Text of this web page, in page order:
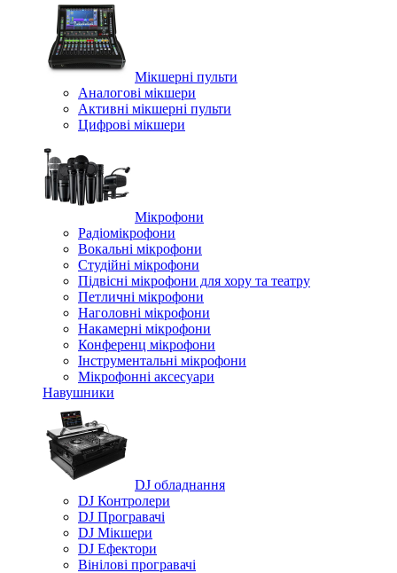
Мікшерні пульти
Аналогові мікшери
Активні мікшерні пульти
Цифрові мікшери
Мікрофони
Радіомікрофони
Вокальні мікрофони
Студійні мікрофони
Підвісні мікрофони для хору та театру
Петличні мікрофони
Наголовні мікрофони
Накамерні мікрофони
Конференц мікрофони
Iнструментальні мікрофони
Мікрофонні аксесуари
Навушники
DJ обладнання
DJ Контролери
DJ Програвачі
DJ Мікшери
DJ Ефектори
Вінілові програвачі